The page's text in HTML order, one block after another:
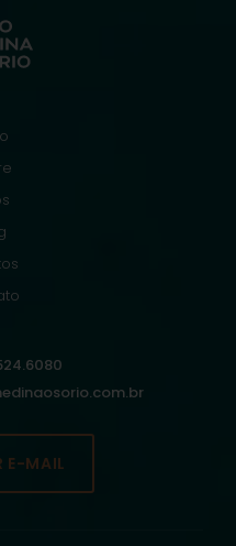
E-MAIL